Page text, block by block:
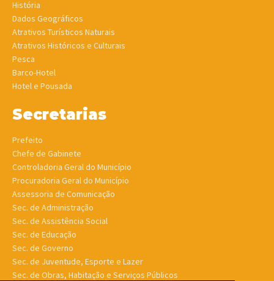
História
Dados Geográficos
Atrativos Turísticos Naturais
Atrativos Históricos e Culturais
Pesca
Barco-Hotel
Hotel e Pousada
Secretarias
Prefeito
Chefe de Gabinete
Controladoria Geral do Município
Procuradoria Geral do Município
Assessoria de Comunicação
Sec. de Administração
Sec. de Assistência Social
Sec. de Educação
Sec. de Governo
Sec. de Juventude, Esporte e Lazer
Sec. de Obras, Habitação e Serviços Públicos